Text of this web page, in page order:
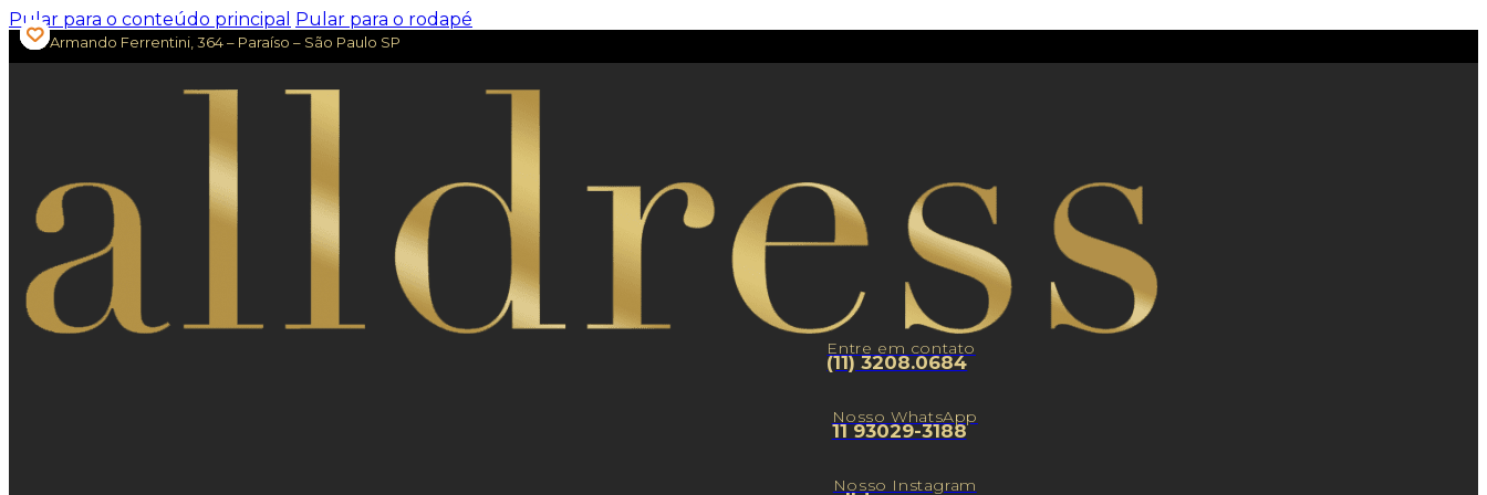
Pular para o conteúdo principal Pular para o rodapé
Av. Armando Ferrentini, 364 – Paraíso – São Paulo SP
Entre em contato
(11) 3208.0684
Nosso WhatsApp
11 93029-3188
Nosso Instagram